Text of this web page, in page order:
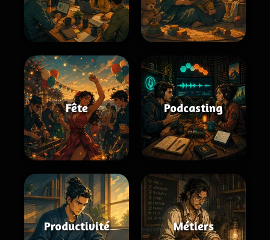
Fête Podcasting
Productivité Métiers